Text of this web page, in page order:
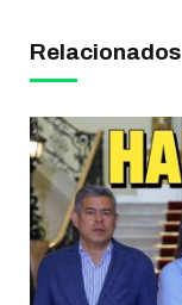
Relacionados